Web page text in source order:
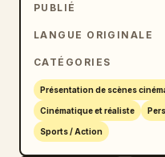
PUBLIÉ
LANGUE ORIGINALE
CATÉGORIES
Présentation de scènes
Cinématique et réaliste
Sports / Action